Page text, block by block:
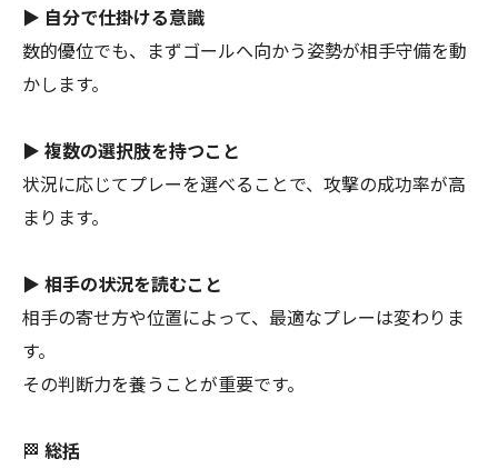
▶ 自分で仕掛ける意識
数的優位でも、まずゴールへ向かう姿勢が相手守備を動
かします。
▶ 複数の選択肢を持つこと
状況に応じてプレーを選べることで、攻撃の成功率が高
まります。
▶ 相手の状況を読むこと
相手の寄せ方や位置によって、最適なプレーは変わりま
す。
その判断力を養うことが重要です。
🏁 総括